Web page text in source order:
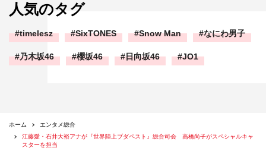
人気のタグ
timelesz SixTONES Snow Man なにわ男子
乃木坂46 櫻坂46 日向坂46 JO1
ホーム
エンタメ総合
江藤愛・石井大裕アナが『世界陸上ブダペスト』総合司会 高橋尚子がスペシャルキャ
スターを担当